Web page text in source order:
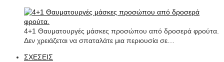
4+1 Θαυματουργές μάσκες προσώπου από δροσερά φρούτα.
Δεν χρειάζεται να σπαταλάτε μια περιουσία σε…
ΣΧΕΣΕΙΣ